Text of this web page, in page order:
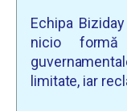
Echipa
nicio
limitate, iar